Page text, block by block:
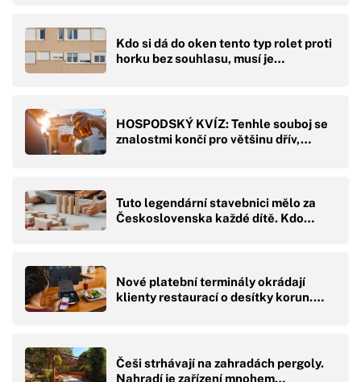
Kdo si dá do oken tento typ rolet proti
horku bez souhlasu, musí je…
HOSPODSKÝ KVÍZ: Tenhle souboj se
znalostmi končí pro většinu dřív,…
Tuto legendární stavebnici mělo za
Československa každé dítě. Kdo…
Nové platební terminály okrádají
klienty restaurací o desítky korun.…
Češi strhávají na zahradách pergoly.
Nahradí je zařízení mnohem…